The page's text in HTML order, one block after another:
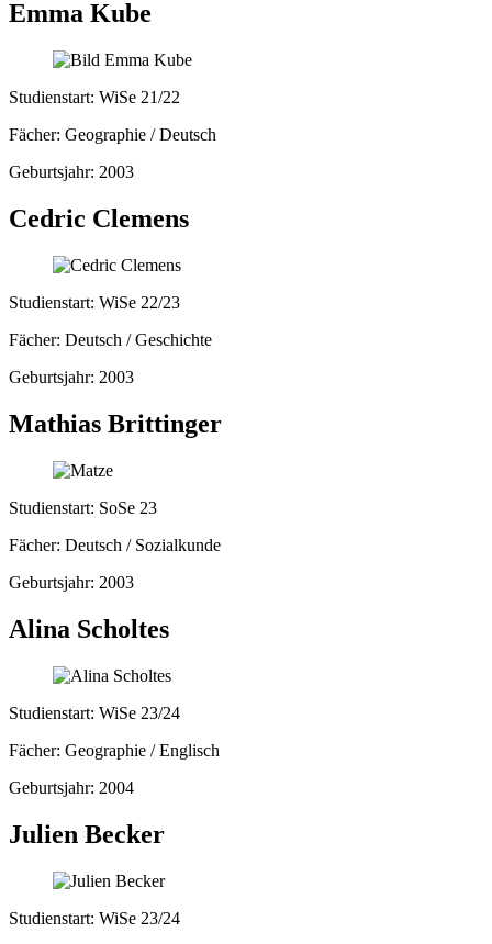
Emma Kube
Studienstart: WiSe 21/22
Fächer: Geographie / Deutsch
Geburtsjahr: 2003
Cedric Clemens
Studienstart: WiSe 22/23
Fächer: Deutsch / Geschichte
Geburtsjahr: 2003
Mathias Brittinger
Studienstart: SoSe 23
Fächer: Deutsch / Sozialkunde
Geburtsjahr: 2003
Alina Scholtes
Studienstart: WiSe 23/24
Fächer: Geographie / Englisch
Geburtsjahr: 2004
Julien Becker
Studienstart: WiSe 23/24